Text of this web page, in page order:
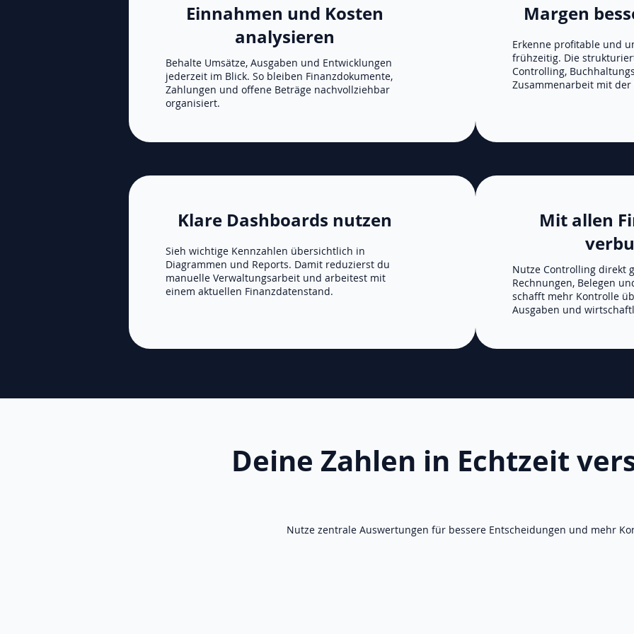
Einnahmen und Kosten
analysieren
Behalte Umsätze, Ausgaben und Entwicklungen
jederzeit im Blick. So bleiben Finanzdokumente,
Zahlungen und offene Beträge nachvollziehbar
organisiert.
Margen
Erkenne profitable und
frühzeitig. Die
Controlling,
Zusammenarbeit mit
Klare Dashboards nutzen
Sieh wichtige Kennzahlen übersichtlich in
Diagrammen und Reports. Damit reduzierst du
manuelle Verwaltungsarbeit und arbeitest mit
einem aktuellen Finanzdatenstand.
Mit allen
Nutze Controlling direkt
Rechnungen, Belegen
schafft mehr Kontrolle
Ausgaben und
Deine Zahlen in Echtzeit
Nutze zentrale Auswertungen für bessere Entscheidungen und mehr